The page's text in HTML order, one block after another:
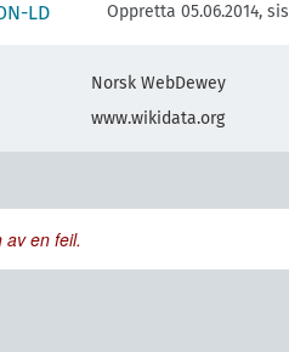
LD Oppretta 05.06.2014,
Norsk WebDewey
www.wikidata.org
av en feil.